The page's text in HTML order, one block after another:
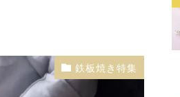
鉄板焼き特集